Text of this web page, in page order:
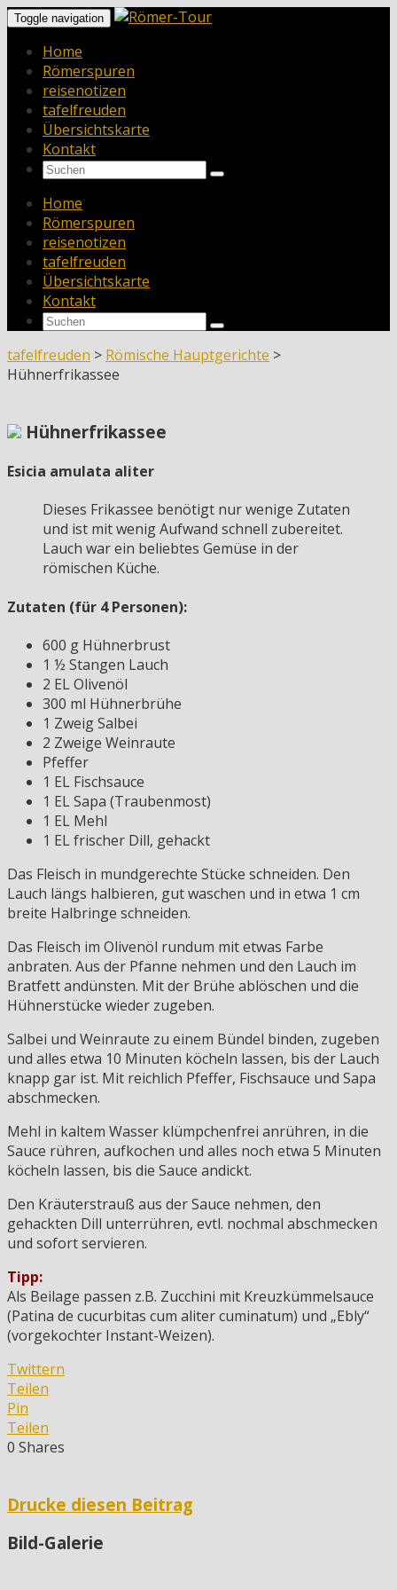
Toggle navigation
Home
Römerspuren
reisenotizen
tafelfreuden
Übersichtskarte
Kontakt
Home
Römerspuren
reisenotizen
tafelfreuden
Übersichtskarte
Kontakt
tafelfreuden > Römische Hauptgerichte >
Hühnerfrikassee
Hühnerfrikassee
Esicia amulata aliter
Dieses Frikassee benötigt nur wenige Zutaten
und ist mit wenig Aufwand schnell zubereitet.
Lauch war ein beliebtes Gemüse in der
römischen Küche.
Zutaten (für 4 Personen):
600 g Hühnerbrust
1 ½ Stangen Lauch
2 EL Olivenöl
300 ml Hühnerbrühe
1 Zweig Salbei
2 Zweige Weinraute
Pfeffer
1 EL Fischsauce
1 EL Sapa (Traubenmost)
1 EL Mehl
1 EL frischer Dill, gehackt
Das Fleisch in mundgerechte Stücke schneiden. Den
Lauch längs halbieren, gut waschen und in etwa 1 cm
breite Halbringe schneiden.
Das Fleisch im Olivenöl rundum mit etwas Farbe
anbraten. Aus der Pfanne nehmen und den Lauch im
Bratfett andünsten. Mit der Brühe ablöschen und die
Hühnerstücke wieder zugeben.
Salbei und Weinraute zu einem Bündel binden, zugeben
und alles etwa 10 Minuten köcheln lassen, bis der Lauch
knapp gar ist. Mit reichlich Pfeffer, Fischsauce und Sapa
abschmecken.
Mehl in kaltem Wasser klümpchenfrei anrühren, in die
Sauce rühren, aufkochen und alles noch etwa 5 Minuten
köcheln lassen, bis die Sauce andickt.
Den Kräuterstrauß aus der Sauce nehmen, den
gehackten Dill unterrühren, evtl. nochmal abschmecken
und sofort servieren.
Tipp:
Als Beilage passen z.B. Zucchini mit Kreuzkümmelsauce
(Patina de cucurbitas cum aliter cuminatum) und „Ebly“
(vorgekochter Instant-Weizen).
Twittern
Teilen
Pin
Teilen
0 Shares
Drucke diesen Beitrag
Bild-Galerie